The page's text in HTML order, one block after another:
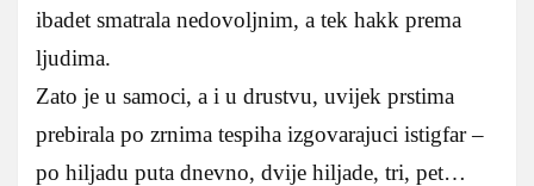
ibadet smatrala nedovoljnim, a tek hakk prema
ljudima.
Zato je u samoci, a i u drustvu, uvijek prstima
prebirala po zrnima tespiha izgovarajuci istigfar –
po hiljadu puta dnevno, dvije hiljade, tri, pet…